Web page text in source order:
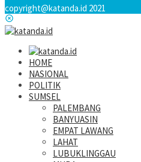
copyright@katanda.id 2021
HOME
NASIONAL
POLITIK
SUMSEL
PALEMBANG
BANYUASIN
EMPAT LAWANG
LAHAT
LUBUKLINGGAU